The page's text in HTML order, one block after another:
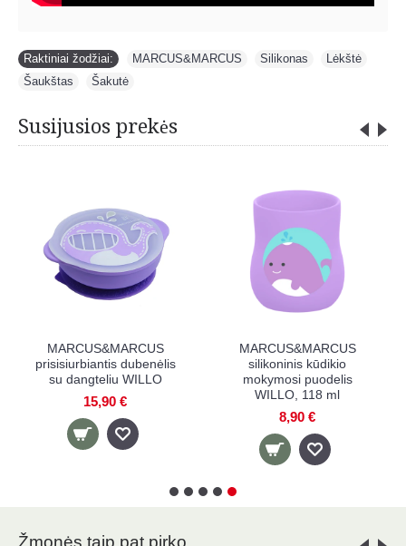
Raktiniai žodžiai: MARCUS&MARCUS Silikonas Lėkštė
Šaukštas
Šakutė
Susijusios prekės
stalo
WILLO
MARCUS&MARCUS
prisisiurbiantis dubenėlis
vaikiškas
kišene
Žmonės taip pat pirko